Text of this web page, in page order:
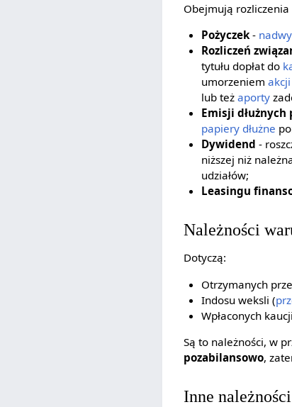
Obejmują
Pożyczek-
Rozliczeń
tytułu dopłat do
umorzeniem akcji
lub też aporty
Emisji
papiery dłużne
Dywidend -
niższej niż
udziałów;
Leasingu
Należności
Dotyczą:
Otrzymanych
Indosu weksli (
Wpłaconych
Są to należności, w
pozabilansowo,
Inne należności